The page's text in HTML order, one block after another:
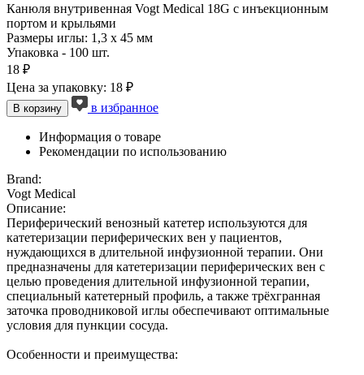
Канюля внутривенная Vogt Medical 18G с инъекционным
портом и крыльями
Размеры иглы: 1,3 х 45 мм
Упаковка - 100 шт.
18 ₽
Цена за упаковку: 18 ₽
В корзину в избранное
Информация о товаре
Рекомендации по использованию
Brand:
Vogt Medical
Описание:
Периферический венозный катетер используются для
катетеризации периферических вен у пациентов,
нуждающихся в длительной инфузионной терапии. Они
предназначены для катетеризации периферических вен с
целью проведения длительной инфузионной терапии,
специальный катетерный профиль, а также трёхгранная
заточка проводниковой иглы обеспечивают оптимальные
условия для пункции сосуда.
Особенности и преимущества: